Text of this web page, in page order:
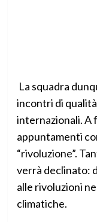
La squadra
incontri di
internazionali. A
appuntamenti
“rivoluzione”.
verrà declinato:
alle rivoluzioni
climatiche.